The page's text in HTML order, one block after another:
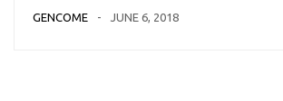
GENCOME JUNE 6, 2018